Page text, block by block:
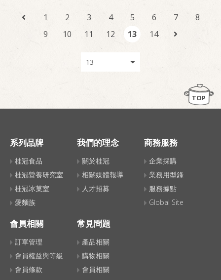
1 2 3 4 5 6 7
8
9
10 11 12 13 14
TOP
系列品牌
桂冠食品
桂冠營養研究室
桂冠冰菓室
愛麵族
我們的理念
關於桂冠
相關媒體報導
人才招募
商務服務
企業採購
業務用型錄
服務據點
Global Site
會員相關
訂單管理
會員權益與等級
會員條款
常見問題
產品相關
購物相關
會員相關